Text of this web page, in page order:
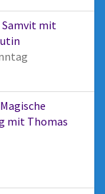
Samvit mit
mit Thomas